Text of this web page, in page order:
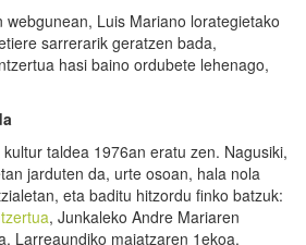
webgunean, Luis Mariano lorategietako
sarrerarik geratzen bada,
hasi baino ordubete lehenago,
taldea 1976an eratu zen. Nagusiki,
jarduten da, urte osoan, hala nola
eta baditu hitzordu finko batzuk:
, Junkaleko Andre Mariaren
Larreaundiko maiatzaren 1ekoa,